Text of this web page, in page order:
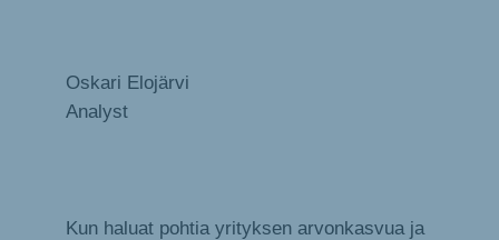
Oskari Elojärvi
Analyst
Kun haluat pohtia yrityksen arvonkasvua ja